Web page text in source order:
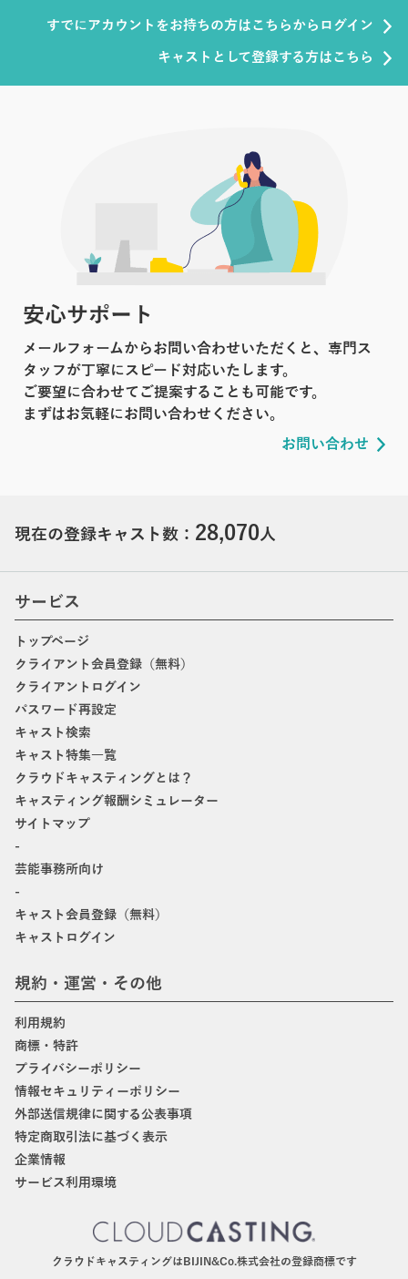
すでにアカウントをお持ちの方はこちらからログイン
キャストとして登録する方はこちら
安心サポート
メールフォームからお問い合わせいただくと、専門ス
タッフが丁寧にスピード対応いたします。
ご要望に合わせてご提案することも可能です。
まずはお気軽にお問い合わせください。
お問い合わせ
現在の登録キャスト数： 28,070人
サービス
トップページ
クライアント会員登録（無料）
クライアントログイン
パスワード再設定
キャスト検索
キャスト特集一覧
クラウドキャスティングとは？
キャスティング報酬シミュレーター
サイトマップ
-
芸能事務所向け
-
キャスト会員登録（無料）
キャストログイン
規約・運営・その他
利用規約
商標・特許
プライバシーポリシー
情報セキュリティーポリシー
外部送信規律に関する公表事項
特定商取引法に基づく表示
企業情報
サービス利用環境
クラウドキャスティングはBIJIN&Co.株式会社の登録商標です